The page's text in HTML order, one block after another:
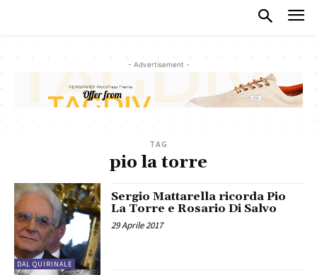
- Advertisement -
TAG
pio la torre
DAL QUIRINALE
Sergio Mattarella ricorda Pio
La Torre e Rosario Di Salvo
29 Aprile 2017